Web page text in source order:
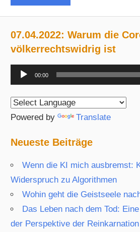
07.04.2022: Warum die
völkerrechtswidrig ist
Audio-
Player
00:00
Powered by Translate
Neueste Beiträge
Wenn die KI mich ausbremst:
Widerspruch zu Algorithmen
Wohin geht die Geistseele
Das Leben nach dem Tod:
der Perspektive der Reinkarnation